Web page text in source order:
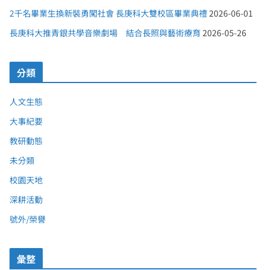
2千名畢業生換新裝勇闖社會 長庚科大雙校區畢業典禮2026-06-01
長庚科大推青銀共學音樂劇場 結合長照與藝術療育 2026-05-26
分類
人文生態
大事紀要
教研動態
未分類
校園天地
深耕活動
號外/榮譽
彙整